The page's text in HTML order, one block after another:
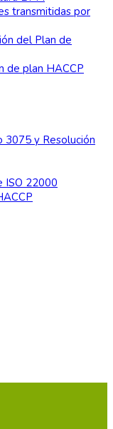
transmitidas por
del Plan de
de plan HACCP
3075 y Resolución
ISO 22000